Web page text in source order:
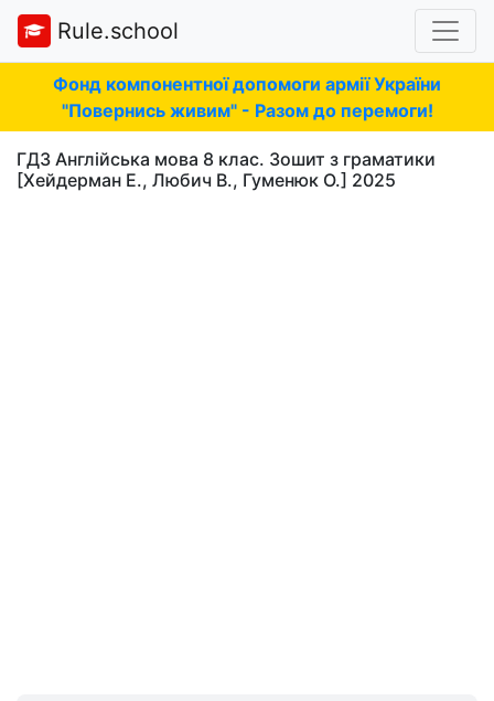
Rule.school
Фонд компонентної допомоги армії України
"Повернись живим" - Разом до перемоги!
ГДЗ Англійська мова 8 клас. Зошит з граматики
[Хейдерман Е., Любич В., Гуменюк О.] 2025